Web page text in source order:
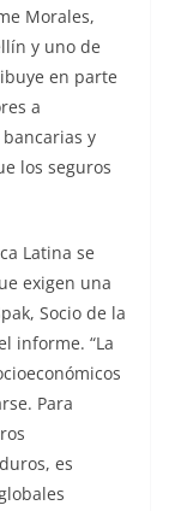
Morales,
y uno de
en parte
a
y
los seguros
Latina se
exigen una
Socio de la
informe. “La
Para
es